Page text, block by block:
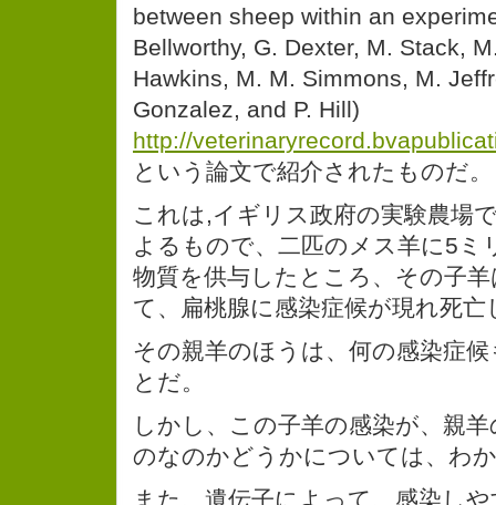
between sheep within an
Bellworthy, G. Dexter, M. Stack,
Hawkins, M. M. Simmons, M.
Gonzalez, and P. Hill)
http://
という論文で紹介されたものだ。
これは,イギリス政府の実験農場
よるもので、二匹のメス羊に5ミ
物質を供与したところ、その子
て、扁桃腺に感染症候が現れ死
その親羊のほうは、何の感染症
とだ。
しかし、この子羊の感染が、親
のなのかどうかについては、わ
また、遺伝子によって、感染し